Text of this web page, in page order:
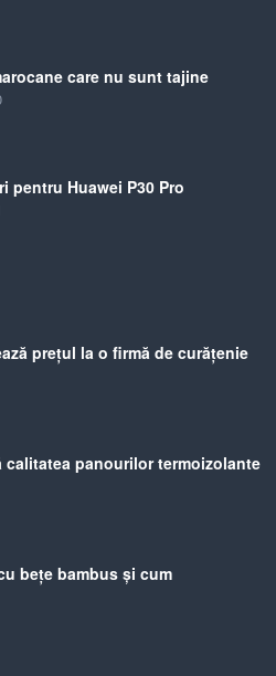
care nu sunt tajine
pentru Huawei P30 Pro
prețul la o firmă de curățenie
calitatea panourilor termoizolante
bețe bambus și cum